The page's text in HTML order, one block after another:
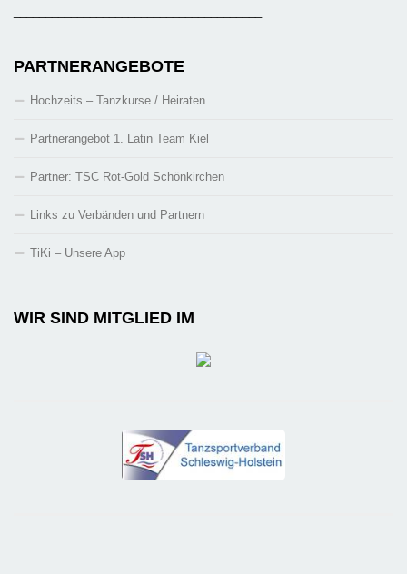
PARTNERANGEBOTE
Hochzeits – Tanzkurse / Heiraten
Partnerangebot 1. Latin Team Kiel
Partner: TSC Rot-Gold Schönkirchen
Links zu Verbänden und Partnern
TiKi – Unsere App
WIR SIND MITGLIED IM